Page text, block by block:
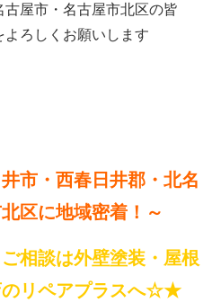
屋市・名古屋市北区の皆
ろしくお願いします
市・西春日井郡・北名
区に地域密着！～
相談は外壁塗装・屋根
のリペアプラスへ☆★